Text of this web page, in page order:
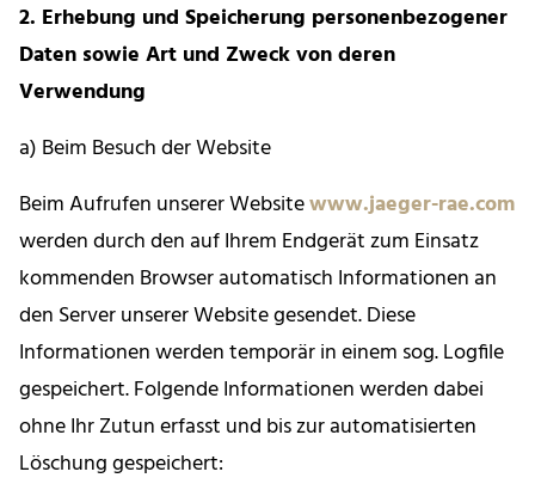
2. Erhebung und Speicherung personenbezogener
Daten sowie Art und Zweck von deren
Verwendung
a) Beim Besuch der Website
Beim Aufrufen unserer Websitewww.jaeger-rae.com
werden durch den auf Ihrem Endgerät zum Einsatz
kommenden Browser automatisch Informationen an
den Server unserer Website gesendet. Diese
Informationen werden temporär in einem sog. Logfile
gespeichert. Folgende Informationen werden dabei
ohne Ihr Zutun erfasst und bis zur automatisierten
Löschung gespeichert: